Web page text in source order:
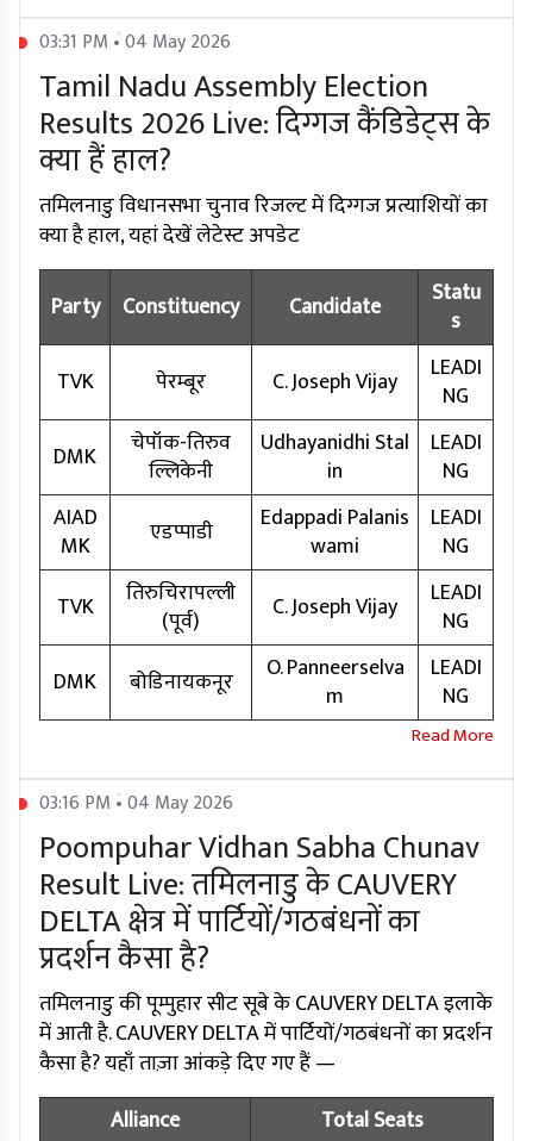
03:31 PM • 04 May 2026
Tamil Nadu Assembly Election
Results 2026 Live: दिग्गज कैंडिडेट्स के
क्या हैं हाल?
तमिलनाडु विधानसभा चुनाव रिजल्ट में दिग्गज प्रत्याशियों का
क्या है हाल, यहां देखें लेटेस्ट अपडेट
Party
Constituency Candidate
Statu
s
TVK
पेरम्बूर C. Joseph Vijay
LEADI
NG
DMK
चेपॉक-तिरुव
ल्लिकेनी
Udhayanidhi Stal
in
LEADI
NG
AIAD
MK
एडप्पाडी
Edappadi Palanis
wami
LEADI
NG
TVK
तिरुचिरापल्ली
(पूर्व)
C. Joseph Vijay
LEADI
NG
DMK
बोडिनायकनूर
O. Panneerselva
m
LEADI
NG
03:16 PM • 04 May 2026
Poompuhar Vidhan Sabha Chunav
Result Live: तमिलनाडु के CAUVERY
DELTA क्षेत्र में पार्टियों/गठबंधनों का
प्रदर्शन कैसा है?
तमिलनाडु की पूम्पुहार सीट सूबे के CAUVERY DELTA इलाके
में आती है. CAUVERY DELTA में पार्टियों/गठबंधनों का प्रदर्शन
कैसा है? यहाँ ताज़ा आंकड़े दिए गए हैं —
Alliance
Total Seats